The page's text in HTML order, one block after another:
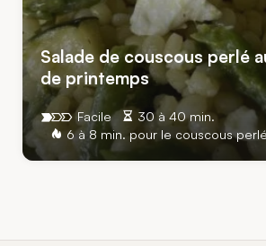
Salade de couscous perlé
de printemps
30 à 40 min.
6 à 8 min. pour le couscous perlé
Facile